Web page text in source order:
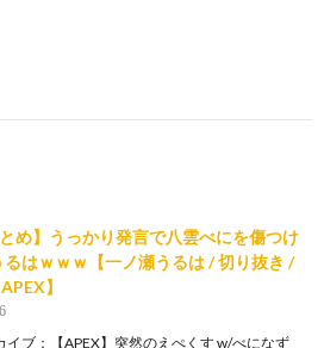
とめ】うっかり発言で八雲べにを傷つけ
るはｗｗｗ【一ノ瀬うるは / 切り抜き /
】
イブ：【APEX】突然のえぺくす w/べになず